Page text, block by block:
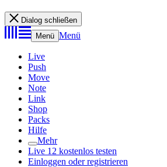
Dialog schließen
Menü Menü
Live
Push
Move
Note
Link
Shop
Packs
Hilfe
Mehr
Live 12 kostenlos testen
Einloggen oder registrieren